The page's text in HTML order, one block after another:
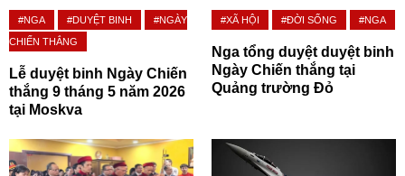
#NGA #DUYỆT BINH
#NGÀY
CHIẾN THẮNG
Lễ duyệt binh Ngày Chiến
thắng 9 tháng 5 năm 2026
tại Moskva
#XÃ HỘI #ĐỜI SỐNG #NGA
Nga tổng duyệt duyệt binh
Ngày Chiến thắng tại
Quảng trường Đỏ